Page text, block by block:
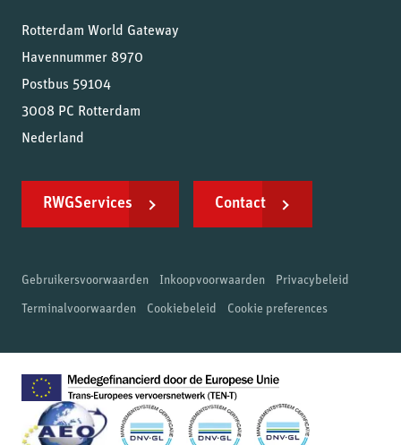
Rotterdam World Gateway
Havennummer 8970
Postbus 59104
3008 PC Rotterdam
Nederland
RWGServices Contact
Gebruikersvoorwaarden Inkoopvoorwaarden Privacybeleid
Terminalvoorwaarden Cookiebeleid Cookie preferences